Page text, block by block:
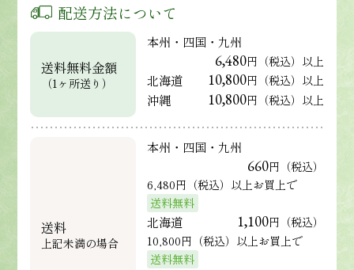
配送方法について
送料無料金額
（1ヶ所送り）
本州・四国・九州
6,480円（税込）以上
北海道 10,800円（税込）以上
沖縄 10,800円（税込）以上
送料
上記未満の場合
本州・四国・九州
660円（税込）
6,480円（税込）以上お買上で
送料無料
北海道 1,100円（税込）
10,800円（税込）以上お買上で
送料無料